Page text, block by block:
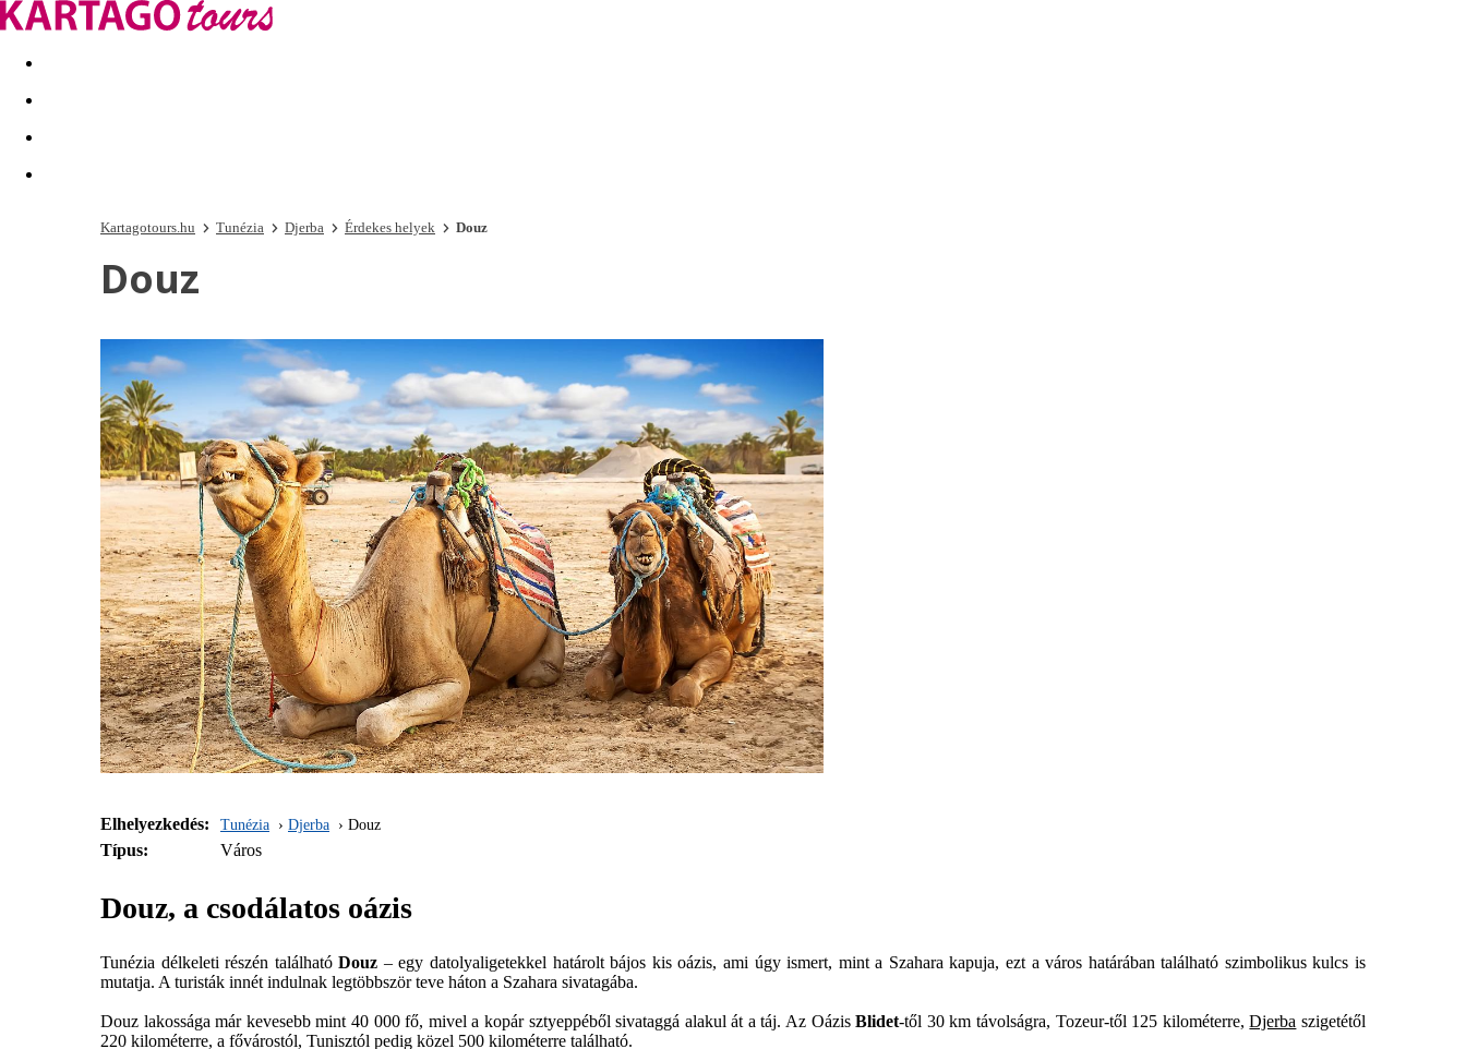
Kapcsolat Nyár 2026 Last Minute
Kartagotours.hu Tunézia Djerba Érdekes helyek Douz
Douz
Elhelyezkedés: Tunézia Djerba Douz
Típus: Város
Douz, a csodálatos oázis
Tunézia délkeleti részén találhatóDouz – egy datolyaligetekkel határolt bájos kis oázis, ami úgy ismert, mint a Szahara kapuja, ezt a város határában található szimbolikus kulcs is
mutatja. A turisták innét indulnak legtöbbször teve háton a Szahara sivatagába.
Douz lakossága már kevesebb mint 40 000 fő, mivel a kopár sztyeppéből sivataggá alakul át a táj. Az OázisBlidet-től 30 km távolságra, Tozeur-től 125 kilométerre,Djerba szigetétől
220 kilométerre, a fővárostól, Tunisztól pedig közel 500 kilométerre található.